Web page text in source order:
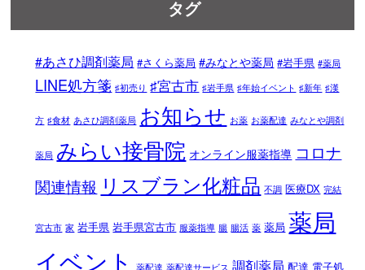
タグ
#あさひ調剤薬局 #さくら薬局 #みなとや薬局 #岩手県 #薬局
LINE処方箋 ♯初売り ♯宮古市 ♯岩手県 ♯年始イベント ♯新年 ♯漢
方 ♯食材 あさひ調剤薬局 お知らせ お薬 お薬配達 みなとや調剤
薬局 みらい接骨院 オンライン服薬指導 コロナ
関連情報 リスブラン化粧品 不調 医療DX 完結
宮古市 家 岩手県 岩手県宮古市 服薬指導 腸 腸活 薬 薬局 薬局
イベント
薬配達 薬配達サービス 調剤薬局 配達 電子処